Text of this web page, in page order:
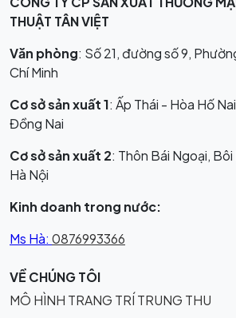
THUẬT TÂN VIỆT
Văn phòng: Số 21, đường số 9,
Chí Minh
Cơ sở sản xuất 1: Ấp Thái - Hòa Hố
Đồng Nai
Cơ sở sản xuất 2: Thôn Bái Ngoại,
Hà Nội
Kinh doanh trong nước:
Ms Hà: 0876993366
VỀ CHÚNG TÔI
MÔ HÌNH TRANG TRÍ TRUNG THU